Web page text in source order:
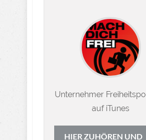
Unternehmer
auf iTunes
HIER ZUHÖREN UND